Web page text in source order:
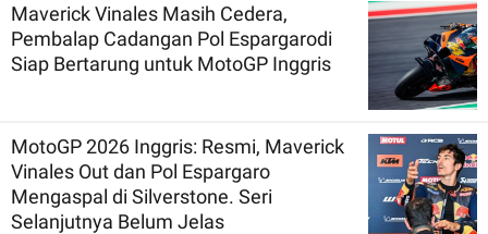
Maverick Vinales Masih Cedera,
Pembalap Cadangan Pol Espargarodi
Siap Bertarung untuk MotoGP Inggris
MotoGP 2026 Inggris: Resmi, Maverick
Vinales Out dan Pol Espargaro
Mengaspal di Silverstone. Seri
Selanjutnya Belum Jelas